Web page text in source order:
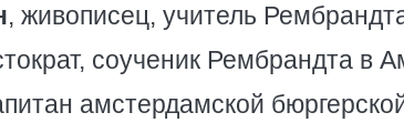
, живописец, учитель
соученик Рембрандта в
амстердамской